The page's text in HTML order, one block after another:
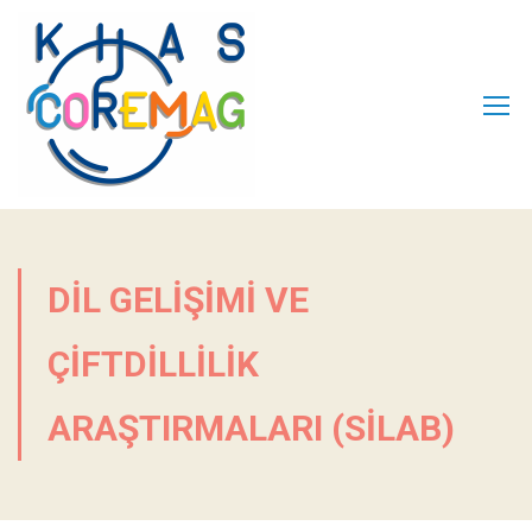
DIL GELIŞIMI VE
ÇIFTDILLILIK
ARAŞTIRMALARI (SILAB)